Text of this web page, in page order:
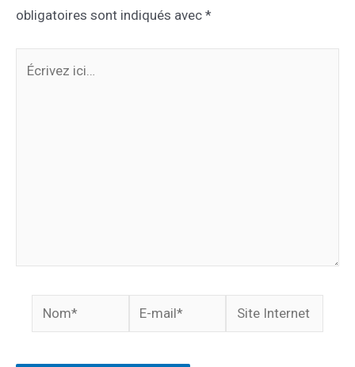
obligatoires sont indiqués avec *
Nom*
mail*
Site
Internet